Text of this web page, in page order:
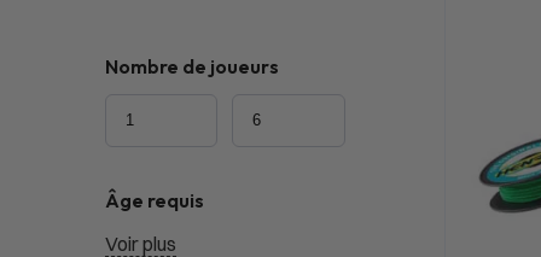
Nombre de joueurs
Âge requis
Voir plus